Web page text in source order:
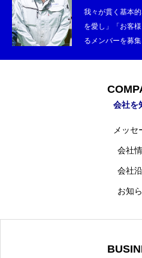
我々が貫く基本
を愛し」「お客
るメンバーを募集
会社を
メッセ
会社
会社
お知